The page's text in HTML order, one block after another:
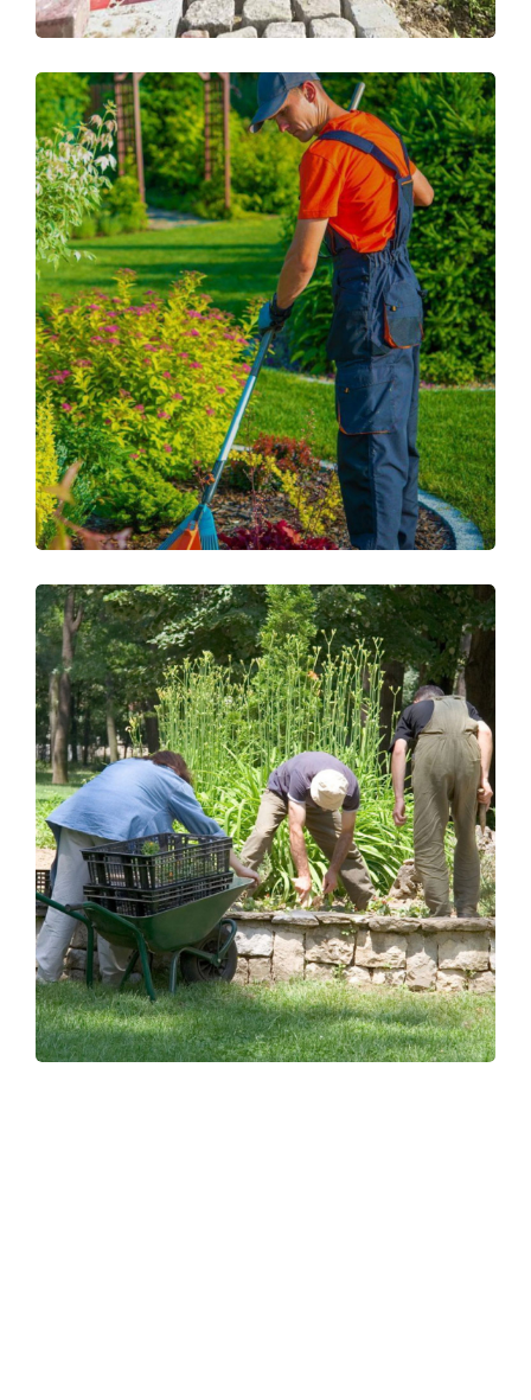
TREE PLANTING
Planting
HOUSE ON LAKE SIDE
Lawn Moving,Planting